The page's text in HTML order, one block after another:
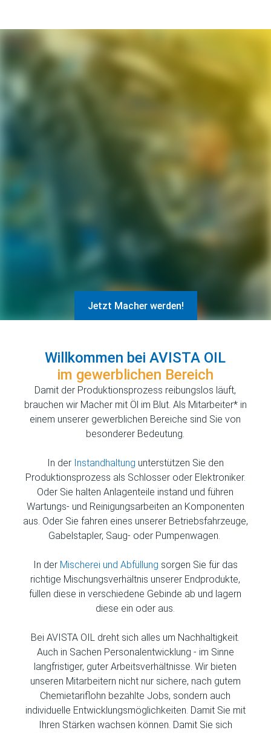
Karriereseite und Stellenangebote –
Jetzt Macher werden!
Willkommen bei AVISTA OIL
im gewerblichen Bereich
Damit der Produktionsprozess reibungslos läuft,
brauchen wir Macher mit Öl im Blut. Als Mitarbeiter* in
einem unserer gewerblichen Bereiche sind Sie von
besonderer Bedeutung.
In der Instandhaltung unterstützen Sie den
Produktionsprozess als Schlosser oder Elektroniker.
Oder Sie halten Anlagenteile instand und führen
Wartungs- und Reinigungsarbeiten an Komponenten
aus. Oder Sie fahren eines unserer Betriebsfahrzeuge,
Gabelstapler, Saug- oder Pumpenwagen.
In der Mischerei und Abfüllung sorgen Sie für das
richtige Mischungsverhältnis unserer Endprodukte,
füllen diese in verschiedene Gebinde ab und lagern
diese ein oder aus.
Bei AVISTA OIL dreht sich alles um Nachhaltigkeit.
Auch in Sachen Personalentwicklung - im Sinne
langfristiger, guter Arbeitsverhältnisse. Wir bieten
unseren Mitarbeitern nicht nur sichere, nach gutem
Chemietariflohn bezahlte Jobs, sondern auch
individuelle Entwicklungsmöglichkeiten. Damit Sie mit
Ihren Stärken wachsen können. Damit Sie sich